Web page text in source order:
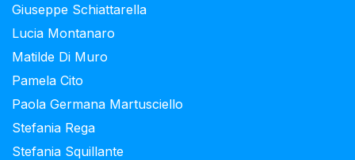
Giuseppe Schiattarella
Lucia Montanaro
Matilde Di Muro
Pamela Cito
Paola Germana Martusciello
Stefania Rega
Stefania Squillante